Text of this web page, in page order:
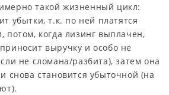
такой жизненный цикл:
убытки, т.к. по ней платятся
потом, когда лизинг выплачен,
выручку и особо не
не сломана/разбита), затем она
снова становится убыточной (на